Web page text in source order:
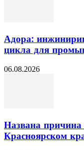
Адора:
цикла для
06.08.2026
Названа
Красноярском